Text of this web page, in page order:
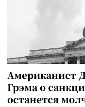
Американист
Грэма о
останется